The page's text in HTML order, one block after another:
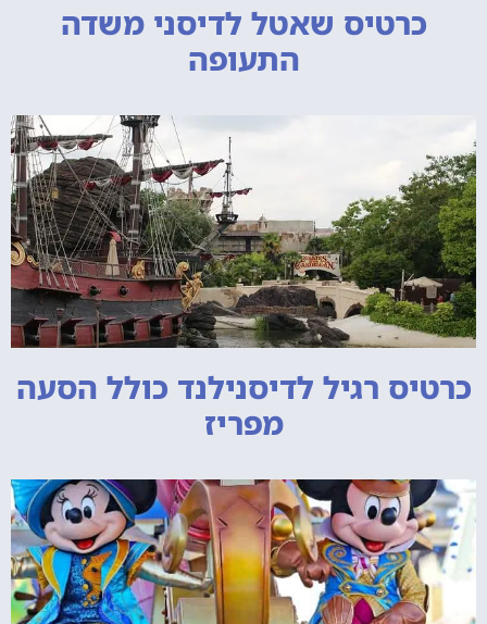
כרטיס שאטל לדיסני משדה
התעופה
כרטיס רגיל לדיסנילנד כולל הסעה
מפריז